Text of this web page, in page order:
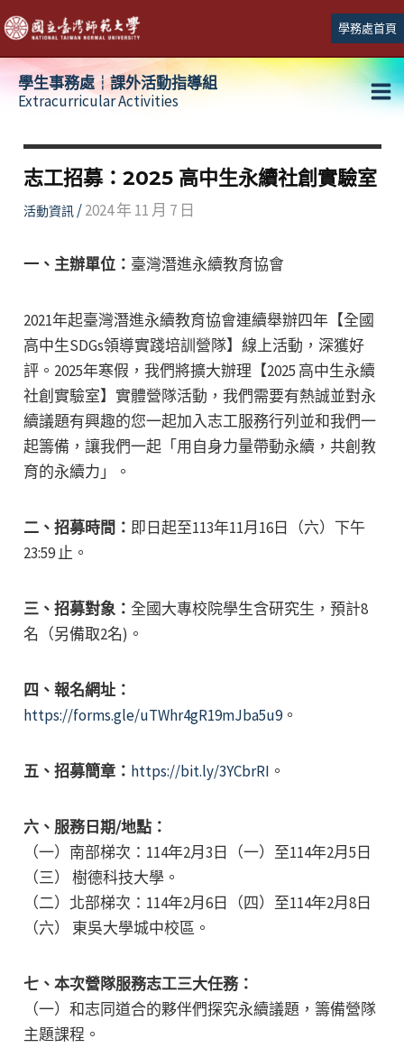
跳
至
主
學務處首頁
學生事務處┆課外活動指導組
Extracurricular Activities
志工招募：2025 高中生永續社創實驗室
活動資訊/2024 年 11 月 7 日
一、主辦單位： 臺灣潛進永續教育協會
2021年起臺灣潛進永續教育協會連續舉辦四年【全國
高中生SDGs領導實踐培訓營隊】線上活動，深獲好
評。2025年寒假，我們將擴大辦理【2025 高中生永續
社創實驗室】實體營隊活動，我們需要有熱誠並對永
續議題有興趣的您一起加入志工服務行列並和我們一
起籌備，讓我們一起「用自身力量帶動永續，共創教
育的永續力」。
二、招募時間： 即日起至113年11月16日（六）下午
23:59 止。
三、招募對象： 全國大專校院學生含研究生，預計8
名（另備取2名)。
四、報名網址：
https://forms.gle/uTWhr4gR19mJba5u9。
五、招募簡章： https://bit.ly/3YCbrRI 。
六、服務日期/地點：
（一）南部梯次：114年2月3日（一）至114年2月5日
（三） 樹德科技大學。
（二）北部梯次：114年2月6日（四）至114年2月8日
（六） 東吳大學城中校區。
七、本次營隊服務志工三大任務：
（一）和志同道合的夥伴們探究永續議題，籌備營隊
主題課程。